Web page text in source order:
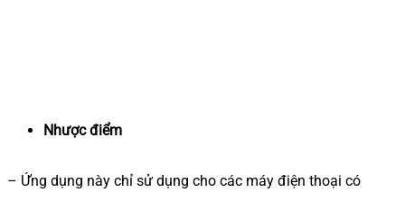
Nhược điểm
– Ứng dụng này chỉ sử dụng cho các máy điện thoại có